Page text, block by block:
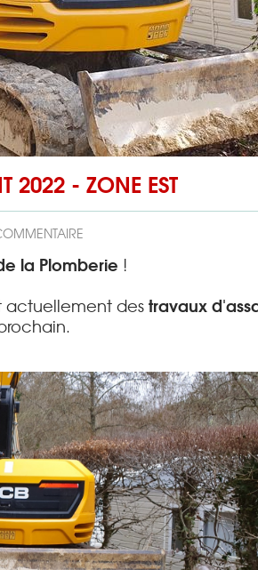
2022 - ZONE EST
la Plomberie !
actuellement destravaux